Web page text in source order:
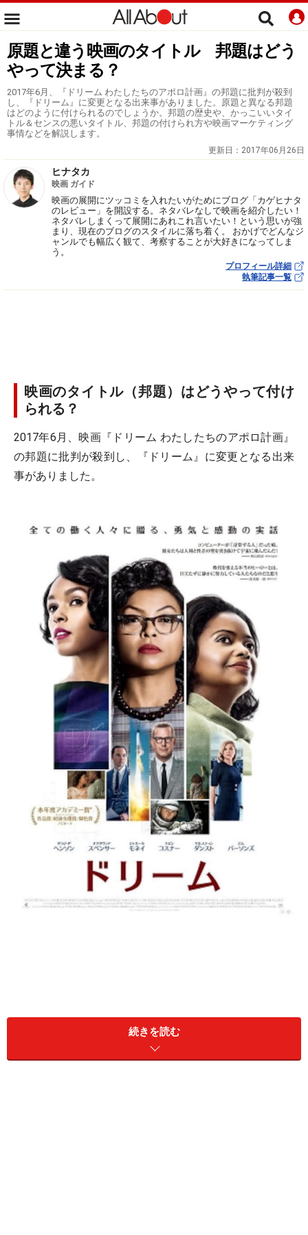
原題と違う映画のタイトル 邦題はどう
やって決まる？
2017年6月、『ドリーム わたしたちのアポロ計画』の邦題に批判が殺到
し、『ドリーム』に変更となる出来事がありました。原題と異なる邦題
はどのように付けられるのでしょうか。邦題の歴史や、かっこいいタイ
トル＆センスの悪いタイトル、邦題の付けられ方や映画マーケティング
事情などを解説します。
更新日： 2017年06月26日
ヒナタカ
映画 ガイド
映画の展開にツッコミを入れたいがためにブログ「カゲヒナタ
のレビュー」を開設する。ネタバレなしで映画を紹介したい！
ネタバレしまくって展開にあれこれ言いたい！という思いが強
まり、現在のブログのスタイルに落ち着く。 おかげでどんなジ
ャンルでも幅広く観て、考察することが大好きになってしま
う。
プロフィール詳細
執筆記事一覧
映画のタイトル（邦題）はどうやって付け
られる？
2017年6月、映画『ドリーム わたしたちのアポロ計画』
の邦題に批判が殺到し、『ドリーム』に変更となる出来
事がありました。
続きを読む